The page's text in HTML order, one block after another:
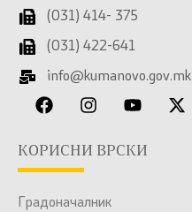
(031) 414- 375
(031) 422-641
info@kumanovo.gov.mk
КОРИСНИ ВРСКИ
Градоначалник